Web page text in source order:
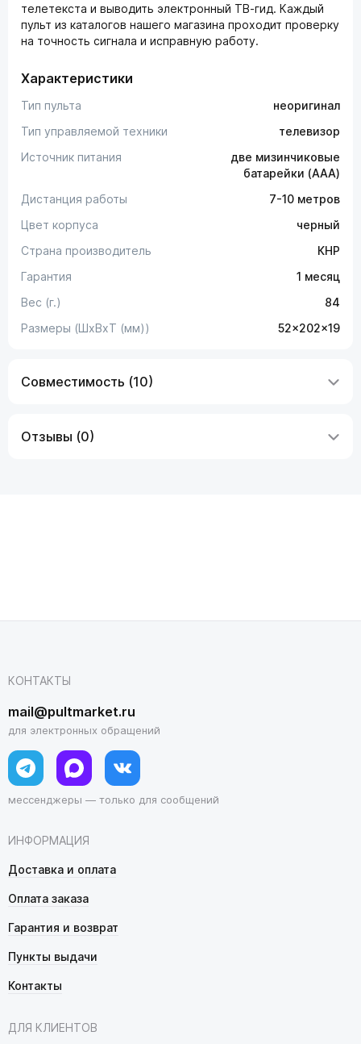
телетекста и выводить электронный ТВ-гид. Каждый
пульт из каталогов нашего магазина проходит проверку
на точность сигнала и исправную работу.
Характеристики
Тип пульта
неоригинал
Тип управляемой техники
телевизор
Источник питания
две мизинчиковые
батарейки (AAA)
Дистанция работы
7-10 метров
Цвет корпуса
черный
Страна производитель
КНР
Гарантия
1 месяц
Вес (г.)
84
Размеры (ШxВxТ (мм))
52x202x19
Совместимость (10)
Отзывы (0)
ИНФОРМАЦИЯ
Доставка и оплата
Оплата заказа
Гарантия и возврат
Пункты выдачи
Контакты
ДЛЯ КЛИЕНТОВ
КОНТАКТЫ
mail@pultmarket.ru
для электронных обращений
мессенджеры — только для сообщений